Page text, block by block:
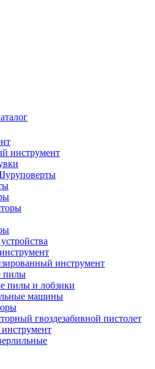
инструмент
инструмент
пилы
пилы и лобзики
машины
гвоздезабивной пистолет